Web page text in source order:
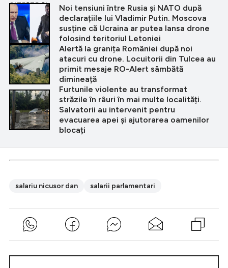
CITEȘTE ȘI
Noi tensiuni între Rusia și NATO după
declarațiile lui Vladimir Putin. Moscova
susține că Ucraina ar putea lansa drone
folosind teritoriul Letoniei
Alertă la granița României după noi
atacuri cu drone. Locuitorii din Tulcea au
primit mesaje RO-Alert sâmbătă
dimineață
Furtunile violente au transformat
străzile în râuri în mai multe localități.
Salvatorii au intervenit pentru
evacuarea apei și ajutorarea oamenilor
blocați
salariu nicusor dan salarii parlamentari